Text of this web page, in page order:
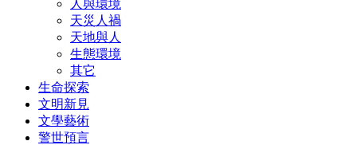
人與環境
天災人禍
天地與人
生態環境
其它
生命探索
文明新見
文學藝術
警世預言